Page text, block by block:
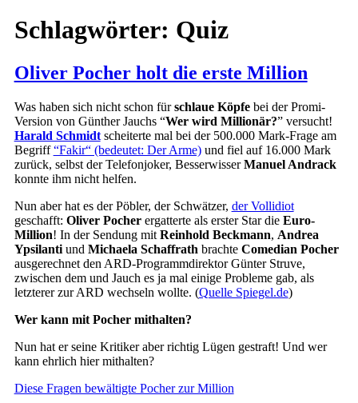
Schlagwörter: Quiz
Oliver Pocher holt die erste Million
Was haben sich nicht schon fürschlaue Köpfebei der Promi-
Version von Günther Jauchs “Wer wird Millionär?” versucht!
Harald Schmidtscheiterte mal bei der 500.000 Mark-Frage am
Begriff“Fakir“ (bedeutet: Der Arme)und fiel auf 16.000 Mark
zurück, selbst der Telefonjoker, BesserwisserManuel Andrack
konnte ihm nicht helfen.
Nun aber hat es der Pöbler, der Schwätzer, der Vollidiot
geschafft: Oliver Pocherergatterte als erster Star die Euro-
Million! In der Sendung mit Reinhold Beckmann, Andrea
Ypsilantiund Michaela Schaffrath brachte Comedian Pocher
ausgerechnet den ARD-Programmdirektor Günter Struve,
zwischen dem und Jauch es ja mal einige Probleme gab, als
letzterer zur ARD wechseln wollte. (Quelle Spiegel.de)
Wer kann mit Pocher mithalten?
Nun hat er seine Kritiker aber richtig Lügen gestraft! Und wer
kann ehrlich hier mithalten?
Diese Fragen bewältigte Pocher zur Million